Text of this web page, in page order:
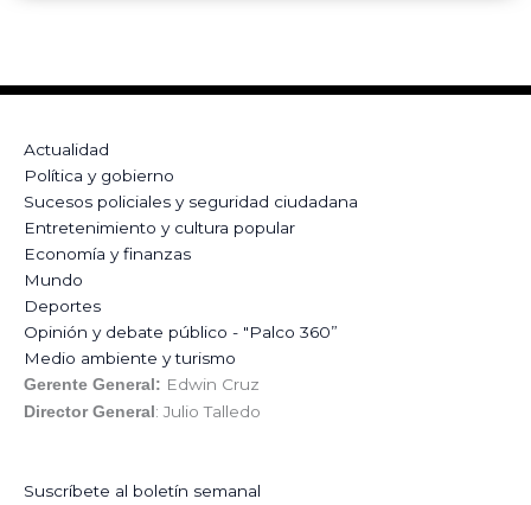
Actualidad
Política y gobierno
Sucesos policiales y seguridad ciudadana
Entretenimiento y cultura popular
Economía y finanzas
Mundo
Deportes
Opinión y debate público - "Palco 360”
Medio ambiente y turismo
Gerente General: Edwin Cruz
Director General: Julio Talledo
Suscríbete al boletín semanal